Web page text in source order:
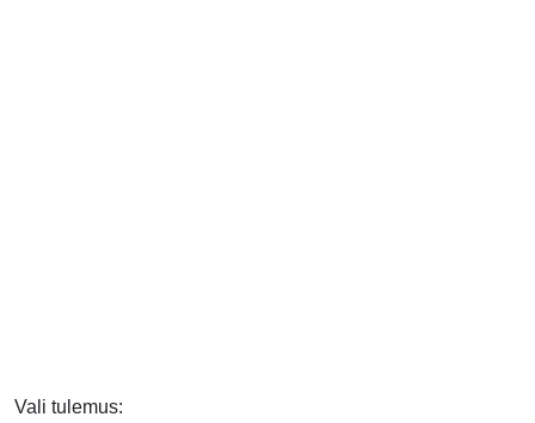
Vali tulemus: